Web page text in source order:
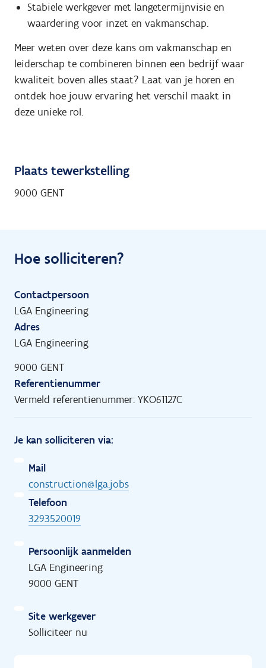
Stabiele werkgever met langetermijnvisie en
waardering voor inzet en vakmanschap.
Meer weten over deze kans om vakmanschap en
leiderschap te combineren binnen een bedrijf waar
kwaliteit boven alles staat? Laat van je horen en
ontdek hoe jouw ervaring het verschil maakt in
deze unieke rol.
Plaats tewerkstelling
9000 GENT
Hoe solliciteren?
Contactpersoon
LGA Engineering
Adres
LGA Engineering
9000 GENT
Referentienummer
Vermeld referentienummer: YKO61127C
Je kan solliciteren via:
Mail
construction@lga.jobs
Telefoon
3293520019
Persoonlijk aanmelden
LGA Engineering
9000 GENT
Site werkgever
Solliciteer nu